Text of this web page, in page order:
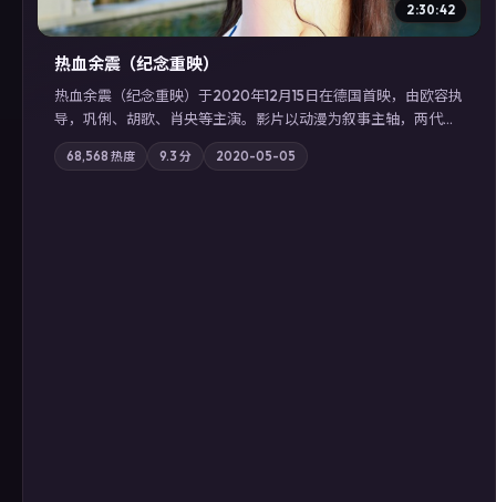
2:30:42
热血余震（纪念重映）
热血余震（纪念重映）于2020年12月15日在德国首映，由欧容执
导，巩俐、胡歌、肖央等主演。影片以动漫为叙事主轴，两代人
的执念在暴风雨夜正面相撞；摄影与配乐强化地域气质；站内亦
可通过「国产免费观看高清电视剧在线看」延展检索同类型高分
68,568 热度 9.3 分 2020-05-05